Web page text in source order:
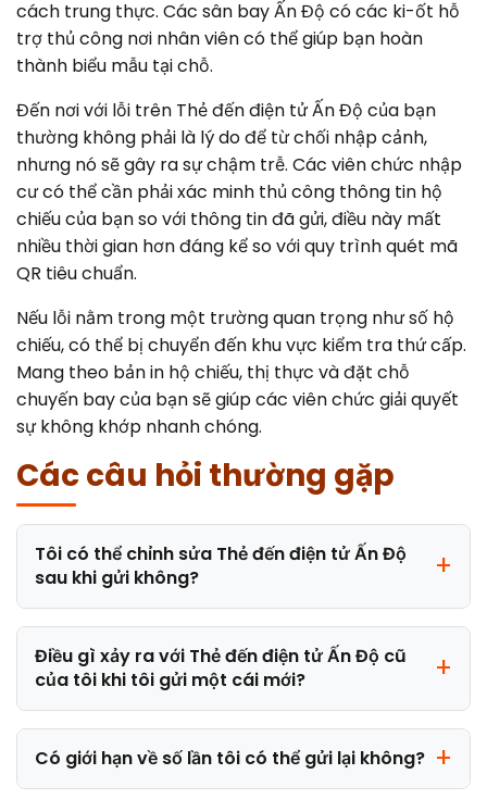
cách trung thực. Các sân bay Ấn Độ có các ki-ốt hỗ
trợ thủ công nơi nhân viên có thể giúp bạn hoàn
thành biểu mẫu tại chỗ.
Đến nơi với lỗi trên Thẻ đến điện tử Ấn Độ của bạn
thường không phải là lý do để từ chối nhập cảnh,
nhưng nó sẽ gây ra sự chậm trễ. Các viên chức nhập
cư có thể cần phải xác minh thủ công thông tin hộ
chiếu của bạn so với thông tin đã gửi, điều này mất
nhiều thời gian hơn đáng kể so với quy trình quét mã
QR tiêu chuẩn.
Nếu lỗi nằm trong một trường quan trọng như số hộ
chiếu, có thể bị chuyển đến khu vực kiểm tra thứ cấp.
Mang theo bản in hộ chiếu, thị thực và đặt chỗ
chuyến bay của bạn sẽ giúp các viên chức giải quyết
sự không khớp nhanh chóng.
Các câu hỏi thường gặp
Tôi có thể chỉnh sửa Thẻ đến điện tử Ấn Độ
sau khi gửi không?
Điều gì xảy ra với Thẻ đến điện tử Ấn Độ cũ
của tôi khi tôi gửi một cái mới?
Có giới hạn về số lần tôi có thể gửi lại không?